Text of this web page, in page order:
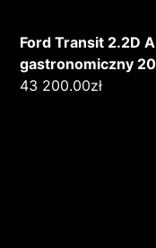
Ford Transit 2.2D
gastronomiczny
43 200.00zł